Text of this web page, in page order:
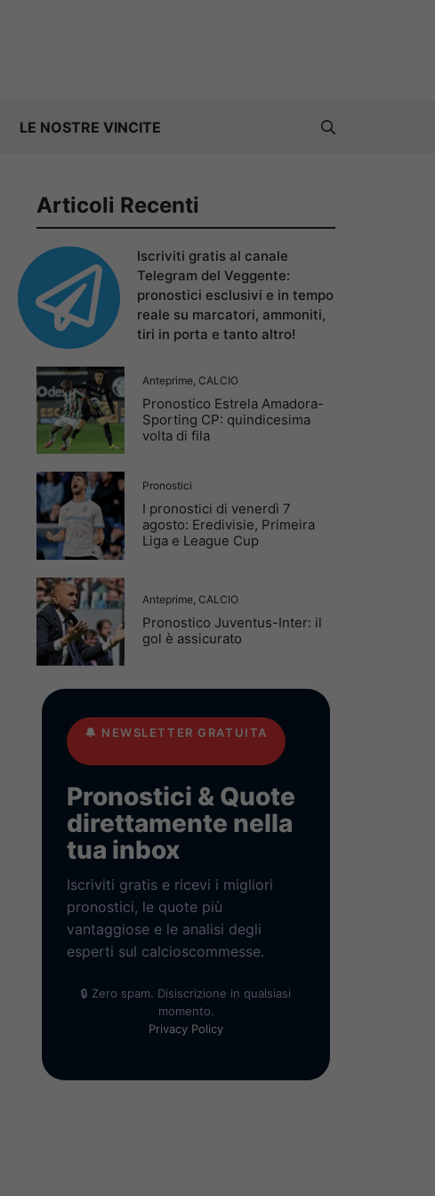
LE NOSTRE VINCITE
Articoli Recenti
Iscriviti gratis al canale
Telegram del Veggente:
pronostici esclusivi e in tempo
reale su marcatori, ammoniti,
tiri in porta e tanto altro!
Anteprime, CALCIO
Pronostico Estrela Amadora-
Sporting CP: quindicesima
volta di fila
Pronostici
I pronostici di venerdì 7
agosto: Eredivisie, Primeira
Liga e League Cup
Anteprime, CALCIO
Pronostico Juventus-Inter: il
gol è assicurato
🔔 NEWSLETTER GRATUITA
Pronostici & Quote
direttamente nella
tua inbox
Iscriviti gratis e ricevi i migliori
pronostici, le quote più
vantaggiose e le analisi degli
esperti sul calcioscommesse.
🔒 Zero spam. Disiscrizione in qualsiasi
momento.
Privacy Policy